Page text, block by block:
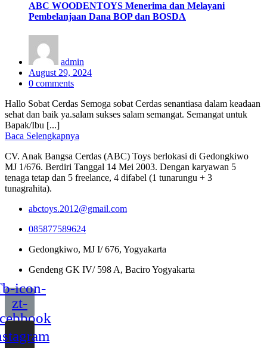
ABC WOODENTOYS Menerima dan Melayani
Pembelanjaan Dana BOP dan BOSDA
admin
Posted
on
August 29, 2024
0 comments
Hallo Sobat Cerdas Semoga sobat Cerdas senantiasa dalam keadaan
sehat dan baik ya.salam sukses salam semangat. Semangat untuk
Bapak/Ibu [...]
Baca Selengkapnya
CV. Anak Bangsa Cerdas (ABC) Toys berlokasi di Gedongkiwo
MJ 1/676. Berdiri Tanggal 14 Mei 2003. Dengan karyawan 5
tenaga tetap dan 5 freelance, 4 difabel (1 tunarungu + 3
tunagrahita).
abctoys.2012@gmail.com
085877589624
Gedongkiwo, MJ I/ 676, Yogyakarta
Gendeng GK IV/ 598 A, Baciro Yogyakarta
icon-
zt-